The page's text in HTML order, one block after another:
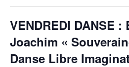
VENDREDI DANSE :
Joachim «
Danse Libre